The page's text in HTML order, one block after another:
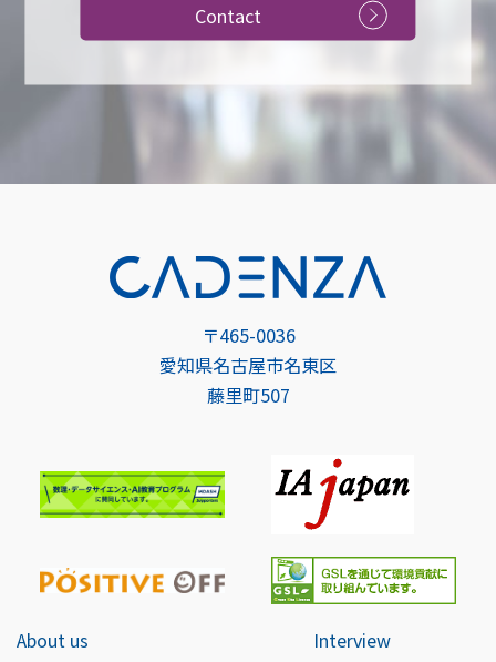
Contact
〒465-0036
愛知県名古屋市名東区
藤里町507
About us Interview